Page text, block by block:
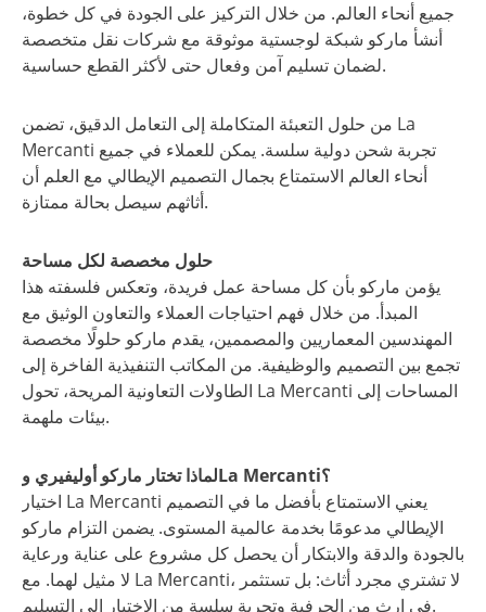
جميع أنحاء العالم. من خلال التركيز على الجودة في كل خطوة،
أنشأ ماركو شبكة لوجستية موثوقة مع شركات نقل متخصصة
لضمان تسليم آمن وفعال حتى لأكثر القطع حساسية.
من حلول التعبئة المتكاملة إلى التعامل الدقيق، تضمن La
Mercanti تجربة شحن دولية سلسة. يمكن للعملاء في جميع
أنحاء العالم الاستمتاع بجمال التصميم الإيطالي مع العلم أن
أثاثهم سيصل بحالة ممتازة.
حلول مخصصة لكل مساحة
يؤمن ماركو بأن كل مساحة عمل فريدة، وتعكس فلسفته هذا
المبدأ. من خلال فهم احتياجات العملاء والتعاون الوثيق مع
المهندسين المعماريين والمصممين، يقدم ماركو حلولًا مخصصة
تجمع بين التصميم والوظيفية. من المكاتب التنفيذية الفاخرة إلى
الطاولات التعاونية المريحة، تحول La Mercanti المساحات إلى
بيئات ملهمة.
لماذا تختار ماركو أوليفيري وLa Mercanti؟
اختيار La Mercanti يعني الاستمتاع بأفضل ما في التصميم
الإيطالي مدعومًا بخدمة عالمية المستوى. يضمن التزام ماركو
بالجودة والدقة والابتكار أن يحصل كل مشروع على عناية ورعاية
لا مثيل لهما. مع La Mercanti، لا تشتري مجرد أثاث: بل تستثمر
في إرث من الحرفية وتجربة سلسة من الاختيار إلى التسليم.